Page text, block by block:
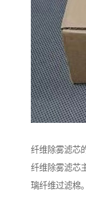
纤维除雾滤芯
纤维除雾滤芯
璃纤维过滤棉。